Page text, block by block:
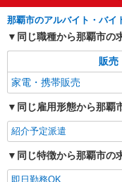
那覇市のアルバイト・バイ
同じ職種から那覇市の
販売
家電・携帯販売
同じ雇用形態から那覇
紹介予定派遣
同じ特徴から那覇市の
即日勤務OK